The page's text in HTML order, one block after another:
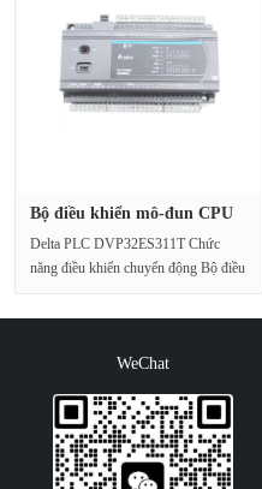
Bộ điều khiển mô-đun CPU
Delta PLC DVP32ES311T Chức
năng điều khiển chuyển động Bộ điều
WeChat